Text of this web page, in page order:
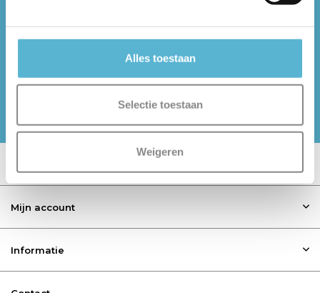
Alles toestaan
Selectie toestaan
Weigeren
Volg ons op social media
Mijn account
Informatie